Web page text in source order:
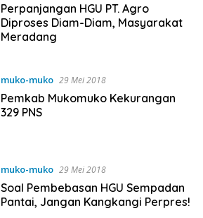
Perpanjangan HGU PT. Agro
Diproses Diam-Diam, Masyarakat
Meradang
muko-muko 29 Mei 2018
Pemkab Mukomuko Kekurangan
329 PNS
muko-muko 29 Mei 2018
Soal Pembebasan HGU Sempadan
Pantai, Jangan Kangkangi Perpres!